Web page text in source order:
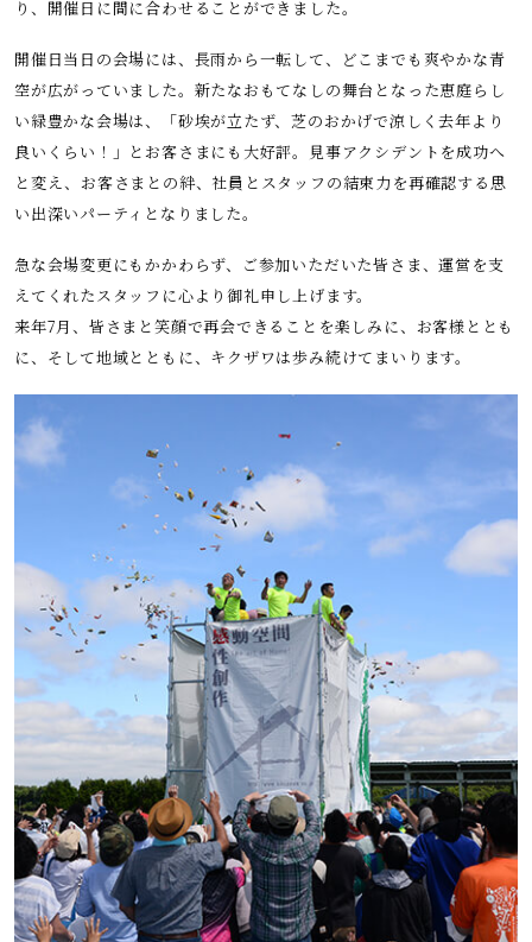
り、開催日に間に合わせることができました。
開催日当日の会場には、長雨から一転して、どこまでも爽やかな青
空が広がっていました。新たなおもてなしの舞台となった恵庭らし
い緑豊かな会場は、「砂埃が立たず、芝のおかげで涼しく去年より
良いくらい！」とお客さまにも大好評。見事アクシデントを成功へ
と変え、お客さまとの絆、社員とスタッフの結束力を再確認する思
い出深いパーティとなりました。
急な会場変更にもかかわらず、ご参加いただいた皆さま、運営を支
えてくれたスタッフに心より御礼申し上げます。
来年7月、皆さまと笑顔で再会できることを楽しみに、お客様ととも
に、そして地域とともに、キクザワは歩み続けてまいります。